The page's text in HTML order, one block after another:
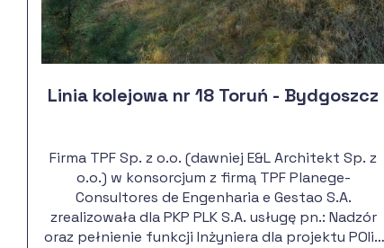
Linia kolejowa nr 18 Toruń - Bydgoszcz
Firma TPF Sp. z o.o. (dawniej E&L Architekt Sp. z
o.o.) w konsorcjum z firmą TPF Planege-
Consultores de Engenharia e Gestao S.A.
zrealizowała dla PKP PLK S.A. usługę pn.: Nadzór
oraz pełnienie funkcji Inżyniera dla projektu POIiŚ